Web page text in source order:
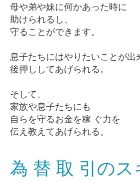
母や弟や妹に何かあった時に
助けられるし、
守ることができます。
息子たちにはやりたいことが出
後押ししてあげられる。
そして、
家族や息子たちにも
自らを守るお金を稼 ぐ力を
伝え教えてあげられる。
為 替 取 引のス